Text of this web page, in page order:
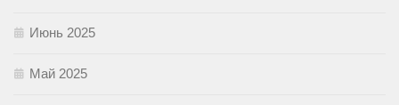
Июнь 2025
Май 2025